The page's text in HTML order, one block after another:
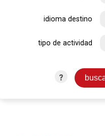
idioma destino
tipo de actividad
?